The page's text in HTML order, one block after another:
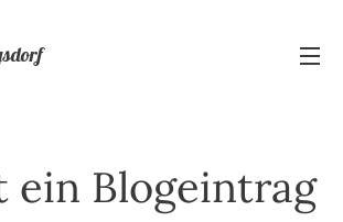
ein Blogeintrag